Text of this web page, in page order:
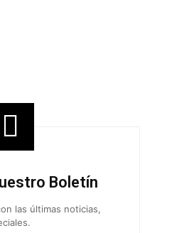
Boletín
las últimas noticias,